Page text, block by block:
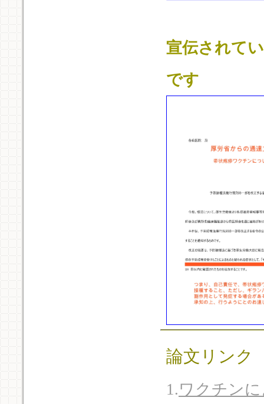
宣伝されて
です
論文リンク
1.ワクチン